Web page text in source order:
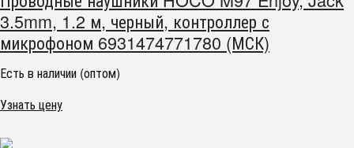
3.5mm, 1.2 м, черный, контроллер с
микрофоном 6931474771780 (МСК)
Есть в наличии (оптом)
Узнать цену